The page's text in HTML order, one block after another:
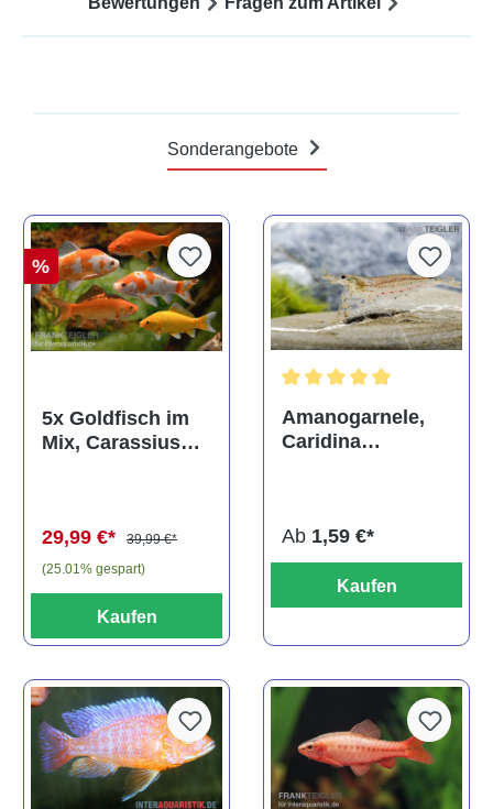
Sonderangebote
%
5x Goldfisch im
Mix, Carassius
29,99 €*
39,99 €*
(25.01% gespart)
Kaufen
Amanogarnele,
Caridina
Ab 1,59 €*
Kaufen